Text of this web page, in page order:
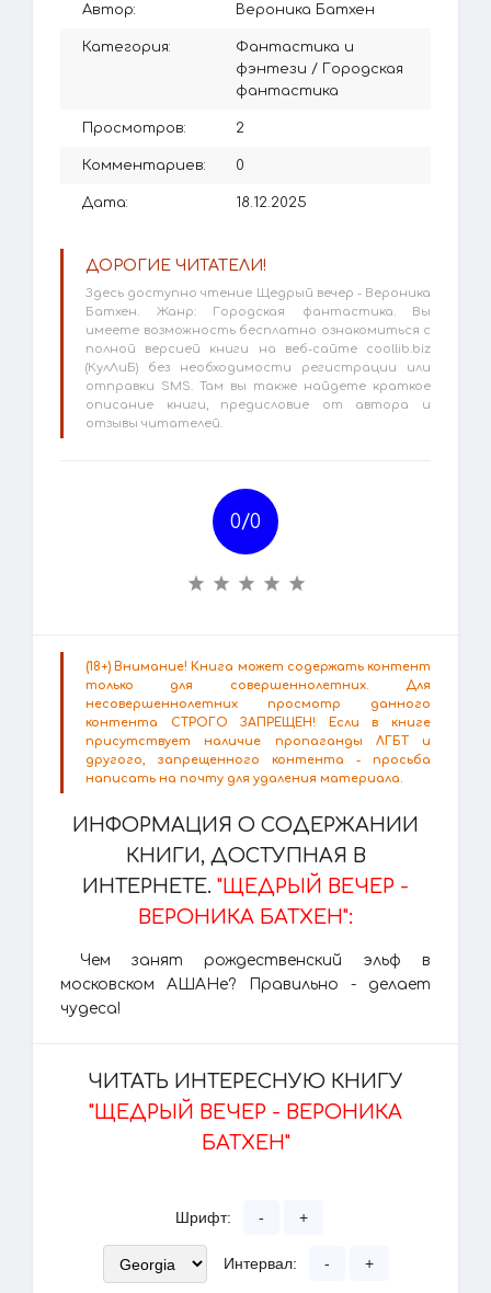
Автор: Вероника Батхен
Категория:
Фантастика и
фэнтези / Городская
фантастика
Просмотров: 2
Комментариев: 0
Дата: 18.12.2025
ДОРОГИЕ ЧИТАТЕЛИ!
Здесь доступно чтение Щедрый вечер - Вероника
Батхен. Жанр: Городская фантастика. Вы
имеете возможность бесплатно ознакомиться с
полной версией книги на веб-сайте coollib.biz
(КулЛиБ) без необходимости регистрации или
отправки SMS. Там вы также найдете краткое
описание книги, предисловие от автора и
отзывы читателей.
0/0
(18+) Внимание! Книга может содержать контент
только для совершеннолетних. Для
несовершеннолетних просмотр данного
контента СТРОГО ЗАПРЕЩЕН! Если в книге
присутствует наличие пропаганды ЛГБТ и
другого, запрещенного контента - просьба
написать на почту для удаления материала.
ИНФОРМАЦИЯ О СОДЕРЖАНИИ
КНИГИ, ДОСТУПНАЯ В
ИНТЕРНЕТЕ. "ЩЕДРЫЙ ВЕЧЕР -
ВЕРОНИКА БАТХЕН":
Чем занят рождественский эльф в
московском АШАНе? Правильно - делает
чудеса!
ЧИТАТЬ ИНТЕРЕСНУЮ КНИГУ
"ЩЕДРЫЙ ВЕЧЕР - ВЕРОНИКА
БАТХЕН"
Шрифт: - +
Интервал: - +